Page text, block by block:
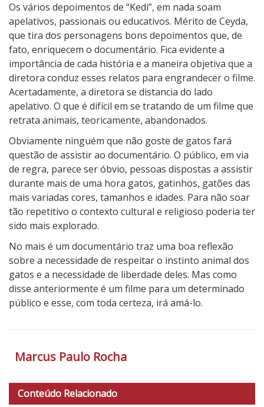
Os vários depoimentos de “Kedi”, em nada soam
apelativos, passionais ou educativos. Mérito de Ceyda,
que tira dos personagens bons depoimentos que, de
fato, enriquecem o documentário. Fica evidente a
importância de cada história e a maneira objetiva que a
diretora conduz esses relatos para engrandecer o filme.
Acertadamente, a diretora se distancia do lado
apelativo. O que é difícil em se tratando de um filme que
retrata animais, teoricamente, abandonados.
Obviamente ninguém que não goste de gatos fará
questão de assistir ao documentário. O público, em via
de regra, parece ser óbvio, pessoas dispostas a assistir
durante mais de uma hora gatos, gatinhos, gatões das
mais variadas cores, tamanhos e idades. Para não soar
tão repetitivo o contexto cultural e religioso poderia ter
sido mais explorado.
No mais é um documentário traz uma boa reflexão
sobre a necessidade de respeitar o instinto animal dos
gatos e a necessidade de liberdade deles. Mas como
disse anteriormente é um filme para um determinado
público e esse, com toda certeza, irá amá-lo.
Marcus Paulo Rocha
Conteúdo Relacionado